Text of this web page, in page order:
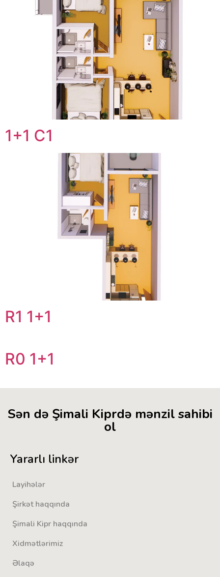
1+1 C1
R1 1+1
R0 1+1
Sən də Şimali Kiprdə mənzil sahibi
ol
Yararlı linkər
Layihələr
Şirkət haqqında
Şimali Kipr haqqında
Xidmətlərimiz
Əlaqə